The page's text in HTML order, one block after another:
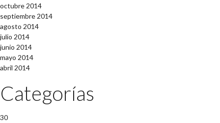
octubre 2014
septiembre 2014
agosto 2014
julio 2014
junio 2014
mayo 2014
abril 2014
Categorías
30